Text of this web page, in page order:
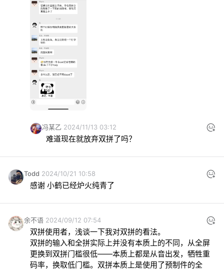
冯某乙 2024/11/13 03:12
难道现在就放弃双拼了吗？
Todd 2024/10/21 10:58
感谢 小鹤已经炉火纯青了
余不语 2024/09/12 07:54
双拼使用者，浅谈一下我对双拼的看法。
双拼的输入和全拼实际上并没有本质上的不同，从全屏
更换到双拼门槛很低——本质上都是从音出发，牺牲重
码率，换取低门槛。双拼本质上是使用了预制件的全